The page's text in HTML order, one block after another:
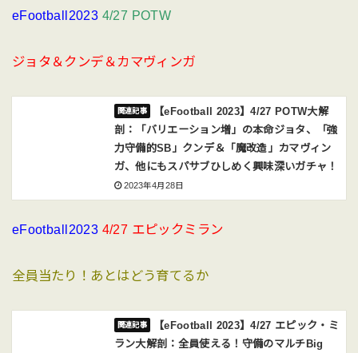
eFootball2023 4/27 POTW
ジョタ＆クンデ＆カマヴィンガ
【eFootball 2023】4/27 POTW大解
剖：「バリエーション増」の本命ジョタ、「強
力守備的SB」クンデ＆「魔改造」カマヴィン
ガ、他にもスパサブひしめく興味深いガチャ！
2023年4月28日
eFootball2023 4/27 エピックミラン
全員当たり！あとはどう育てるか
【eFootball 2023】4/27 エピック・ミ
ラン大解剖：全員使える！守備のマルチBig